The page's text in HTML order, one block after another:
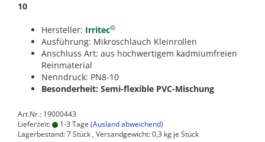
10
Hersteller: Irritec©
Ausführung: Mikroschlauch Kleinrollen
Anschluss Art: aus hochwertigem kadmiumfreien
Reinmaterial
Nenndruck: PN8-10
Besonderheit: Semi-flexible PVC-Mischung
Art.Nr.: 19000443
Lieferzeit:
1-3 Tage (Ausland abweichend)
Lagerbestand: 7 Stück , Versandgewicht:0,3 kg je Stück